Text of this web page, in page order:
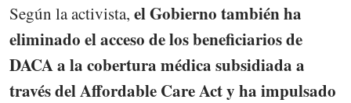
Según la activista, el Gobierno también ha
eliminado el acceso de los beneficiarios de
DACA a la cobertura médica subsidiada a
través del Affordable Care Act y ha impulsado